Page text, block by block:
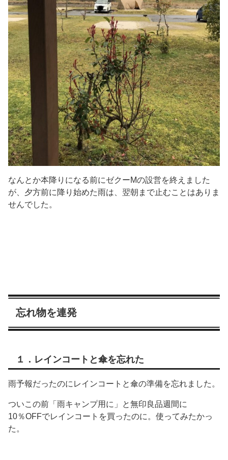
なんとか本降りになる前にゼクーMの設営を終えました
が、夕方前に降り始めた雨は、翌朝まで止むことはありま
せんでした。
忘れ物を連発
１．レインコートと傘を忘れた
雨予報だったのにレインコートと傘の準備を忘れました。
ついこの前「雨キャンプ用に」と無印良品週間に
10％OFFでレインコートを買ったのに。使ってみたかっ
た。